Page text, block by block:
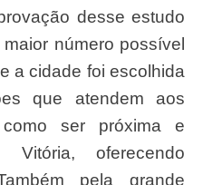
desse estudo
número possível
a cidade foi escolhida
que atendem aos
ser próxima e
oferecendo
pela grande